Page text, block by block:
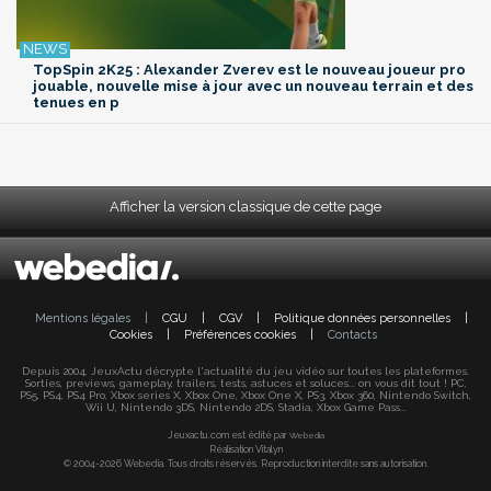
TopSpin 2K25 : Alexander Zverev est le nouveau joueur pro
jouable, nouvelle mise à jour avec un nouveau terrain et des
tenues en p
Afficher la version classique de cette page
Mentions légales CGU CGV Politique données personnelles
Cookies
Préférences cookies Contacts
Depuis 2004, JeuxActu décrypte l'actualité du jeu vidéo sur toutes les plateformes.
Sorties, previews, gameplay, trailers, tests, astuces et soluces... on vous dit tout ! PC,
PS5, PS4, PS4 Pro, Xbox series X, Xbox One, Xbox One X, PS3, Xbox 360, Nintendo Switch,
Wii U, Nintendo 3DS, Nintendo 2DS, Stadia, Xbox Game Pass...
Jeuxactu.com est édité par Webedia
Réalisation Vitalyn
© 2004-2026 Webedia. Tous droits réservés. Reproduction interdite sans autorisation.